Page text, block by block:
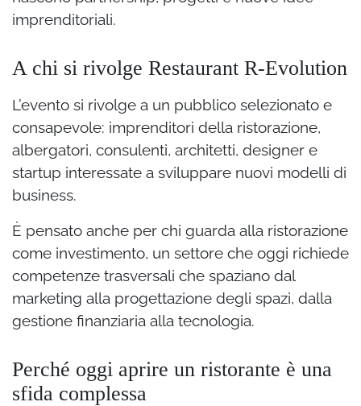
imprenditoriali.
A chi si rivolge Restaurant R-Evolution
L’evento si rivolge a un pubblico selezionato e
consapevole: imprenditori della ristorazione,
albergatori, consulenti, architetti, designer e
startup interessate a sviluppare nuovi modelli di
business.
È pensato anche per chi guarda alla ristorazione
come investimento, un settore che oggi richiede
competenze trasversali che spaziano dal
marketing alla progettazione degli spazi, dalla
gestione finanziaria alla tecnologia.
Perché oggi aprire un ristorante è una
sfida complessa